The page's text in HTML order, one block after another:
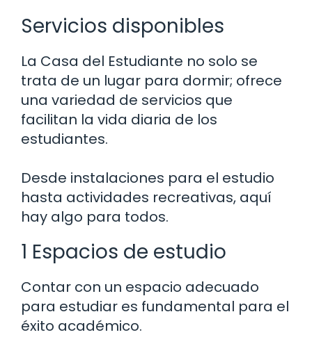
Servicios disponibles
La Casa del Estudiante no solo se
trata de un lugar para dormir; ofrece
una variedad de servicios que
facilitan la vida diaria de los
estudiantes.
Desde instalaciones para el estudio
hasta actividades recreativas, aquí
hay algo para todos.
1 Espacios de estudio
Contar con un espacio adecuado
para estudiar es fundamental para el
éxito académico.